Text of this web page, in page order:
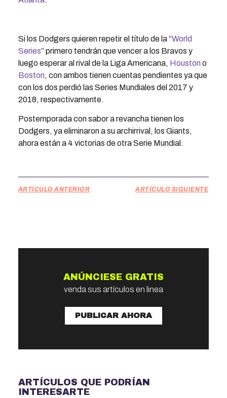
Si los Dodgers quieren repetir el título de la “World
Series” primero tendrán que vencer a los Bravos y
luego esperar al rival de la Liga Americana, Houston o
Boston, con ambos tienen cuentas pendientes ya que
con los dos perdió las Series Mundiales del 2017 y
2018, respectivamente.
Postemporada con sabor a revancha tienen los
Dodgers, ya eliminaron a su archirrival, los Giants,
ahora están a 4 victorias de otra Serie Mundial.
ARTÍCULO ANTERIOR ARTÍCULO SIGUIENTE
ANÚNCIESE GRATIS
venda sus artículos en linea
PUBLICAR AHORA
ARTÍCULOS QUE PODRÍAN
INTERESARTE